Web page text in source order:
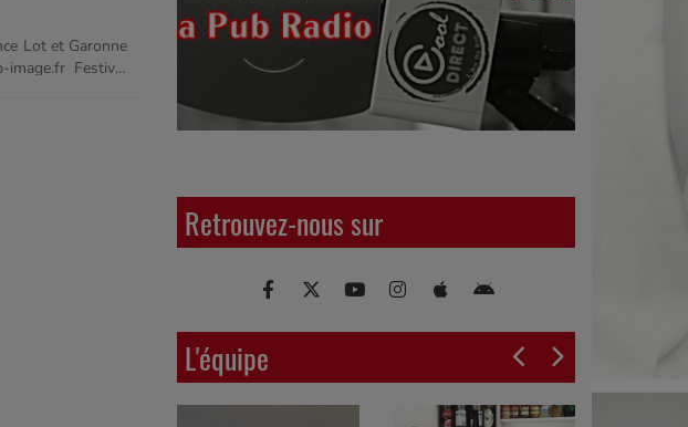
Lot et Garonne
Festival
Retrouvez-nous sur
L'équipe